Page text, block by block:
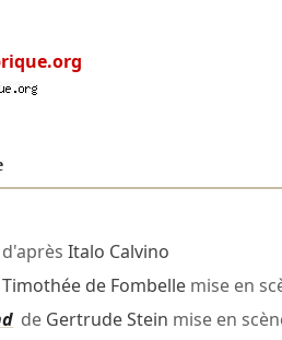
d'aprèsItalo Calvino
Timothée de Fombelle mise en
de Gertrude Stein mise en